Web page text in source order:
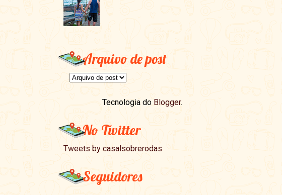
Arquivo de post
Tecnologia do Blogger.
No Twitter
Tweets by casalsobrerodas
Seguidores